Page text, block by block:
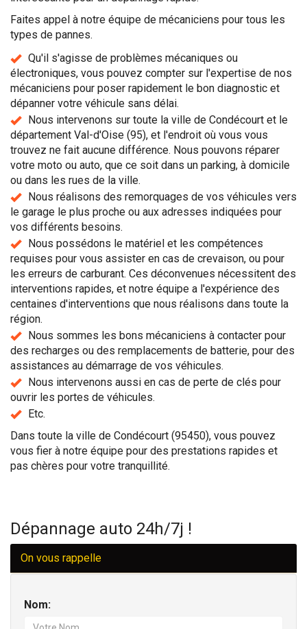
Faites appel à notre équipe de mécaniciens pour tous les
types de pannes.
Qu'il s'agisse de problèmes mécaniques ou
électroniques, vous pouvez compter sur l'expertise de nos
mécaniciens pour poser rapidement le bon diagnostic et
dépanner votre véhicule sans délai.
Nous intervenons sur toute la ville de Condécourt et le
département Val-d'Oise (95), et l'endroit où vous vous
trouvez ne fait aucune différence. Nous pouvons réparer
votre moto ou auto, que ce soit dans un parking, à domicile
ou dans les rues de la ville.
Nous réalisons des remorquages de vos véhicules vers
le garage le plus proche ou aux adresses indiquées pour
vos différents besoins.
Nous possédons le matériel et les compétences
requises pour vous assister en cas de crevaison, ou pour
les erreurs de carburant. Ces déconvenues nécessitent des
interventions rapides, et notre équipe a l'expérience des
centaines d'interventions que nous réalisons dans toute la
région.
Nous sommes les bons mécaniciens à contacter pour
des recharges ou des remplacements de batterie, pour des
assistances au démarrage de vos véhicules.
Nous intervenons aussi en cas de perte de clés pour
ouvrir les portes de véhicules.
Etc.
Dans toute la ville de Condécourt (95450), vous pouvez
vous fier à notre équipe pour des prestations rapides et
pas chères pour votre tranquillité.
Dépannage auto 24h/7j !
On vous rappelle
Nom: